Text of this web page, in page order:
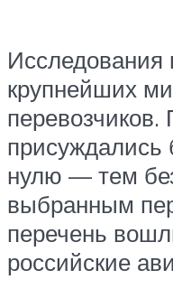
Исследования
крупнейших
перевозчиков.
нулю — тем
выбранным
перечень
российские